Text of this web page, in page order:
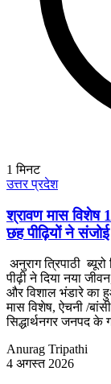
1 मिनट
उत्तर प्रदेश
श्रावण मास विशेष
छह पीढ़ियों ने
अनुराग त्रिपाठी
पीढ़ी ने दिया नया
और विशाल भंडारे का
मास विशेष, ऐचनी /
सिद्धार्थनगर जनपद के
Anurag Tripathi
4 अगस्त 2026